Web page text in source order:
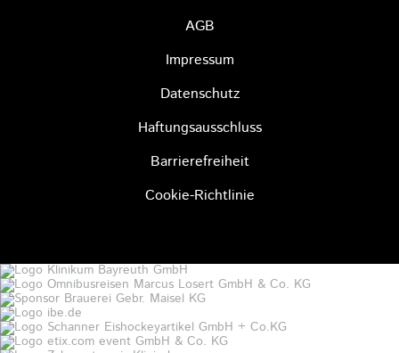
AGB
Impressum
Datenschutz
Haftungsausschluss
Barrierefreiheit
Cookie-Richtlinie